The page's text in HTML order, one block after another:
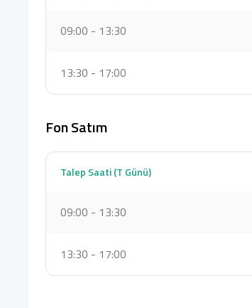
09:00 - 13:30
13:30 - 17:00
Fon Satım
Talep Saati (T Günü)
09:00 - 13:30
13:30 - 17:00